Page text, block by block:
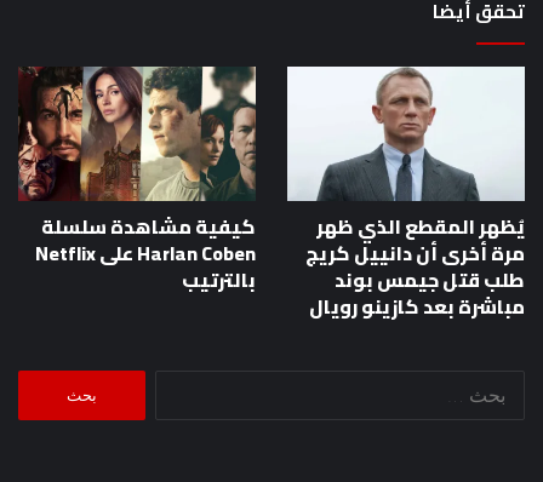
تحقق أيضا
يُظهر المقطع الذي ظهر
مرة أخرى أن دانييل كريج
طلب قتل جيمس بوند
مباشرة بعد كازينو رويال
كيفية مشاهدة سلسلة
Harlan Coben على Netflix
بالترتيب
البحث